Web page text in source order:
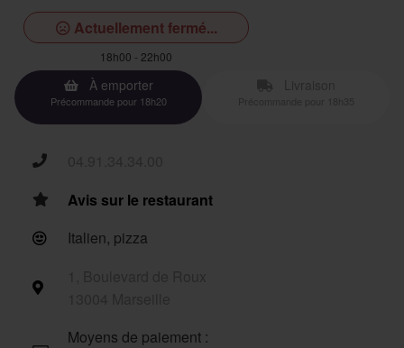
Actuellement fermé...
18h00 - 22h00
À emporter
Précommande pour 18h20
Avis sur le restaurant
Italien, pizza
Moyens de paiement :